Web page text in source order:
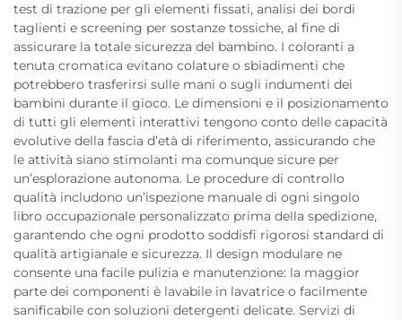
test di trazione per gli elementi fissati, analisi dei bordi
taglienti e screening per sostanze tossiche, al fine di
assicurare la totale sicurezza del bambino. I coloranti a
tenuta cromatica evitano colature o sbiadimenti che
potrebbero trasferirsi sulle mani o sugli indumenti dei
bambini durante il gioco. Le dimensioni e il posizionamento
di tutti gli elementi interattivi tengono conto delle capacità
evolutive della fascia d’età di riferimento, assicurando che
le attività siano stimolanti ma comunque sicure per
un’esplorazione autonoma. Le procedure di controllo
qualità includono un’ispezione manuale di ogni singolo
libro occupazionale personalizzato prima della spedizione,
garantendo che ogni prodotto soddisfi rigorosi standard di
qualità artigianale e sicurezza. Il design modulare ne
consente una facile pulizia e manutenzione: la maggior
parte dei componenti è lavabile in lavatrice o facilmente
sanificabile con soluzioni detergenti delicate. Servizi di